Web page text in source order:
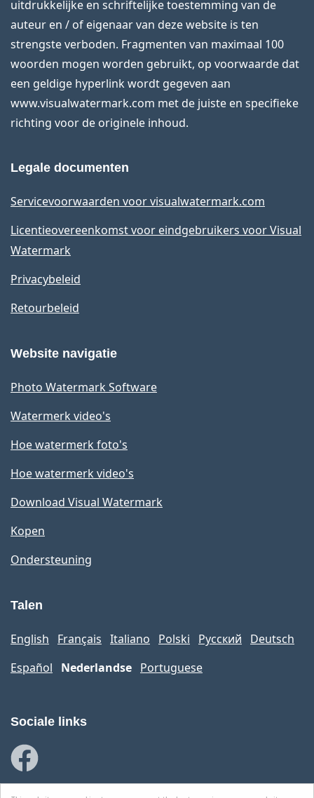
uitdrukkelijke en schriftelijke toestemming van de
auteur en / of eigenaar van deze website is ten
strengste verboden. Fragmenten van maximaal 100
woorden mogen worden gebruikt, op voorwaarde dat
een geldige hyperlink wordt gegeven aan
www.visualwatermark.com met de juiste en specifieke
richting voor de originele inhoud.
Legale documenten
Servicevoorwaarden voor visualwatermark.com
Licentieovereenkomst voor eindgebruikers voor Visual
Watermark
Privacybeleid
Retourbeleid
Website navigatie
Photo Watermark Software
Watermerk video's
Hoe watermerk foto's
Hoe watermerk video's
Download Visual Watermark
Kopen
Ondersteuning
Talen
English Français Italiano Polski Русский
Deutsch
Español
Nederlandse Portuguese
Sociale links